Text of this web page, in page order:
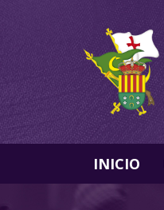
INICIO